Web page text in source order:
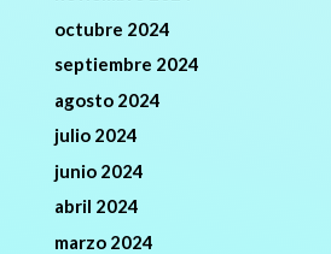
octubre 2024
septiembre 2024
agosto 2024
julio 2024
junio 2024
abril 2024
marzo 2024